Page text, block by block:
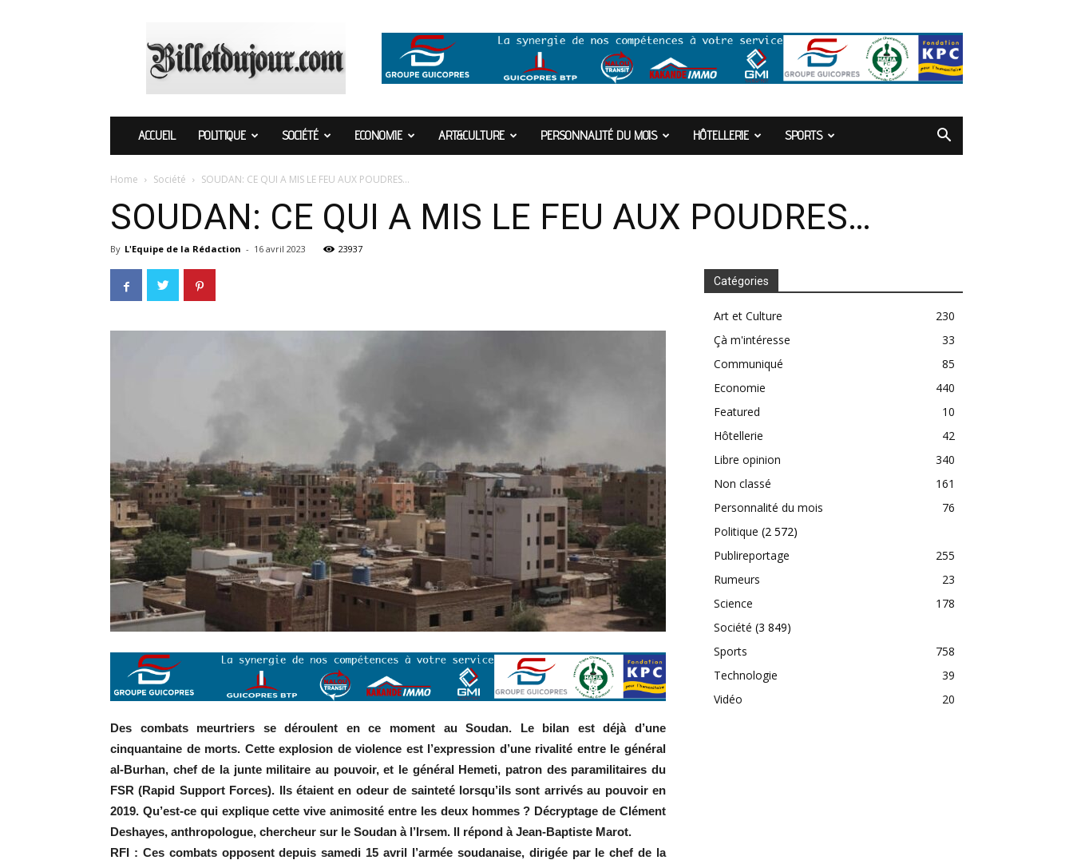
ACCUEIL POLITIQUE SOCIÉTÉ ECONOMIE ART&CULTURE PERSONNALITÉ DU MOIS HÔTELLERIE SPORTS
Home Société SOUDAN: CE QUI A MIS LE FEU AUX POUDRES…
SOUDAN: CE QUI A MIS LE FEU AUX POUDRES…
By L'Equipe de la Rédaction - 16 avril 2023 23937
Des combats meurtriers se déroulent en ce moment au Soudan. Le bilan est déjà d’une
cinquantaine de morts. Cette explosion de violence est l’expression d’une rivalité entre le général
al-Burhan, chef de la junte militaire au pouvoir, et le général Hemeti, patron des paramilitaires du
FSR (Rapid Support Forces). Ils étaient en odeur de sainteté lorsqu’ils sont arrivés au pouvoir en
2019. Qu’est-ce qui explique cette vive animosité entre les deux hommes ? Décryptage de Clément
Deshayes, anthropologue, chercheur sur le Soudan à l’Irsem. Il répond à Jean-Baptiste Marot.
RFI : Ces combats opposent depuis samedi 15 avril l’armée soudanaise, dirigée par le chef de la
Catégories
Art et Culture
230
Çà m'intéresse
33
Communiqué
85
Economie
440
Featured
10
Hôtellerie
42
Libre opinion
340
Non classé
161
Personnalité du mois
76
Politique (2 572)
Publireportage
255
Rumeurs
23
Science
178
Société (3 849)
Sports
758
Technologie
39
Vidéo
20